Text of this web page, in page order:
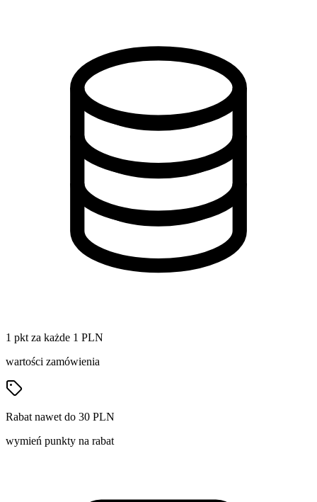
1 pkt za każde 1 PLN
wartości zamówienia
Rabat nawet do 30 PLN
wymień punkty na rabat